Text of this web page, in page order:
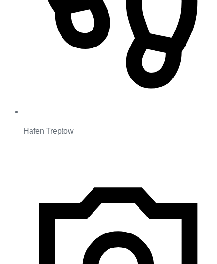
Hafen Treptow